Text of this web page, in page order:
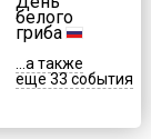
белого
гриба
...а также
еще 33 события